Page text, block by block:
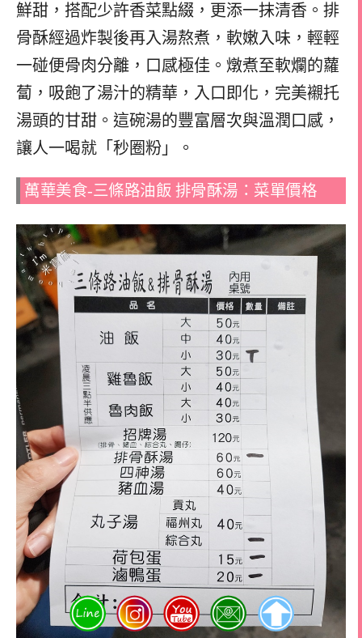
鮮甜，搭配少許香菜點綴，更添一抹清香。排
骨酥經過炸製後再入湯熬煮，軟嫩入味，輕輕
一碰便骨肉分離，口感極佳。燉煮至軟爛的蘿
蔔，吸飽了湯汁的精華，入口即化，完美襯托
湯頭的甘甜。這碗湯的豐富層次與溫潤口感，
讓人一喝就「秒圈粉」。
萬華美食-三條路油飯 排骨酥湯：菜單價格